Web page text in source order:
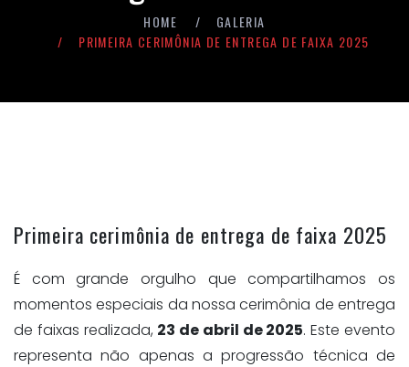
HOME
GALERIA
PRIMEIRA CERIMÔNIA DE ENTREGA DE FAIXA 2025
Primeira cerimônia de entrega de faixa 2025
É com grande orgulho que compartilhamos os
momentos especiais da nossa cerimônia de entrega
de faixas realizada, 23 de abril de 2025. Este evento
representa não apenas a progressão técnica de